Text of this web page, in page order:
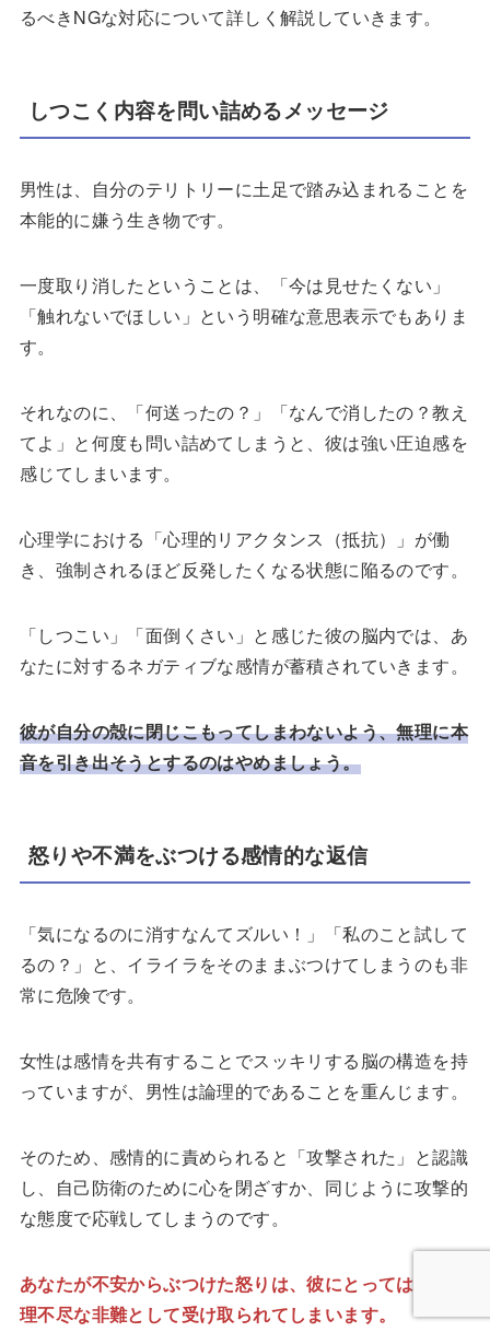
るべきNGな対応について詳しく解説していきます。
しつこく内容を問い詰めるメッセージ
男性は、自分のテリトリーに土足で踏み込まれることを
本能的に嫌う生き物です。
一度取り消したということは、「今は見せたくない」
「触れないでほしい」という明確な意思表示でもありま
す。
それなのに、「何送ったの？」「なんで消したの？教え
てよ」と何度も問い詰めてしまうと、彼は強い圧迫感を
感じてしまいます。
心理学における「心理的リアクタンス（抵抗）」が働
き、強制されるほど反発したくなる状態に陥るのです。
「しつこい」「面倒くさい」と感じた彼の脳内では、あ
なたに対するネガティブな感情が蓄積されていきます。
彼が自分の殻に閉じこもってしまわないよう、無理に本
音を引き出そうとするのはやめましょう。
怒りや不満をぶつける感情的な返信
「気になるのに消すなんてズルい！」「私のこと試して
るの？」と、イライラをそのままぶつけてしまうのも非
常に危険です。
女性は感情を共有することでスッキリする脳の構造を持
っていますが、男性は論理的であることを重んじます。
そのため、感情的に責められると「攻撃された」と認識
し、自己防衛のために心を閉ざすか、同じように攻撃的
な態度で応戦してしまうのです。
あなたが不安からぶつけた怒りは、彼にとってはただの
理不尽な非難として受け取られてしまいます。